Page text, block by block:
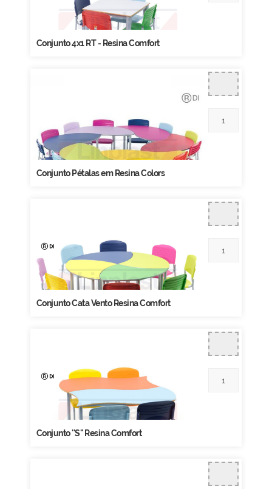
Conjunto 4x1 RT - Resina Comfort
Conjunto Pétalas em Resina Colors
Conjunto Cata Vento Resina Comfort
Conjunto ''S'' Resina Comfort